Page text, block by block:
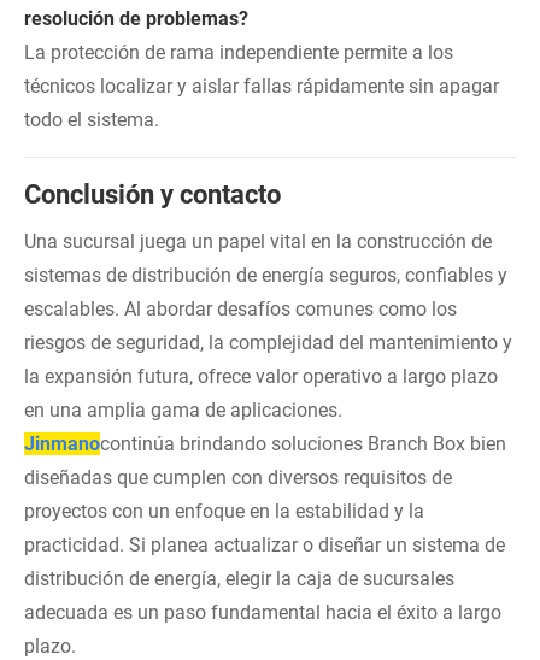
resolución de problemas?
La protección de rama independiente permite a los
técnicos localizar y aislar fallas rápidamente sin apagar
todo el sistema.
Conclusión y contacto
Una sucursal juega un papel vital en la construcción de
sistemas de distribución de energía seguros, confiables y
escalables. Al abordar desafíos comunes como los
riesgos de seguridad, la complejidad del mantenimiento y
la expansión futura, ofrece valor operativo a largo plazo
en una amplia gama de aplicaciones.
Jinmanocontinúa brindando soluciones Branch Box bien
diseñadas que cumplen con diversos requisitos de
proyectos con un enfoque en la estabilidad y la
practicidad. Si planea actualizar o diseñar un sistema de
distribución de energía, elegir la caja de sucursales
adecuada es un paso fundamental hacia el éxito a largo
plazo.